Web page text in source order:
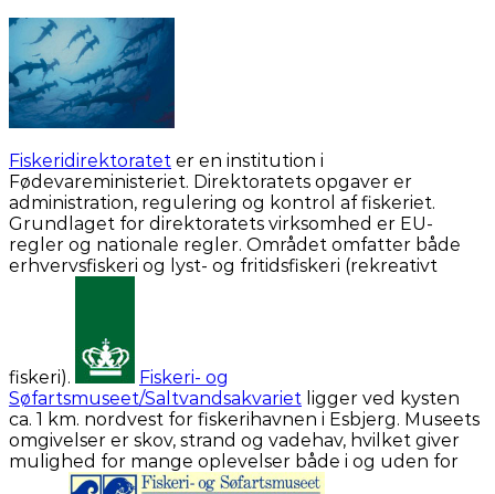
Fiskeridirektoratet er en institution i
Fødevareministeriet. Direktoratets opgaver er
administration, regulering og kontrol af fiskeriet.
Grundlaget for direktoratets virksomhed er EU-
regler og nationale regler. Området omfatter både
erhvervsfiskeri og lyst- og fritidsfiskeri (rekreativt
fiskeri).
Fiskeri- og
Søfartsmuseet/Saltvandsakvariet ligger ved kysten
ca. 1 km. nordvest for fiskerihavnen i Esbjerg. Museets
omgivelser er skov, strand og vadehav, hvilket giver
mulighed for mange oplevelser både i og uden for